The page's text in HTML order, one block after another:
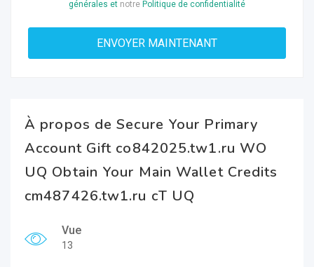
générales et notre Politique de confidentialité
À propos de Secure Your Primary
Account Gift co842025.tw1.ru WO
UQ Obtain Your Main Wallet Credits
cm487426.tw1.ru cT UQ
Vue
13